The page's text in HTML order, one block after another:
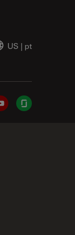
US | pt
YouTubeGlassdoor